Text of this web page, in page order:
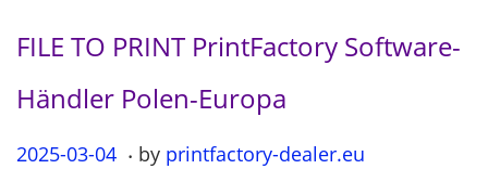
FILE TO PRINT PrintFactory Software-
Händler Polen-Europa
P
2025-03-04 2. by printfactory-dealer.eu